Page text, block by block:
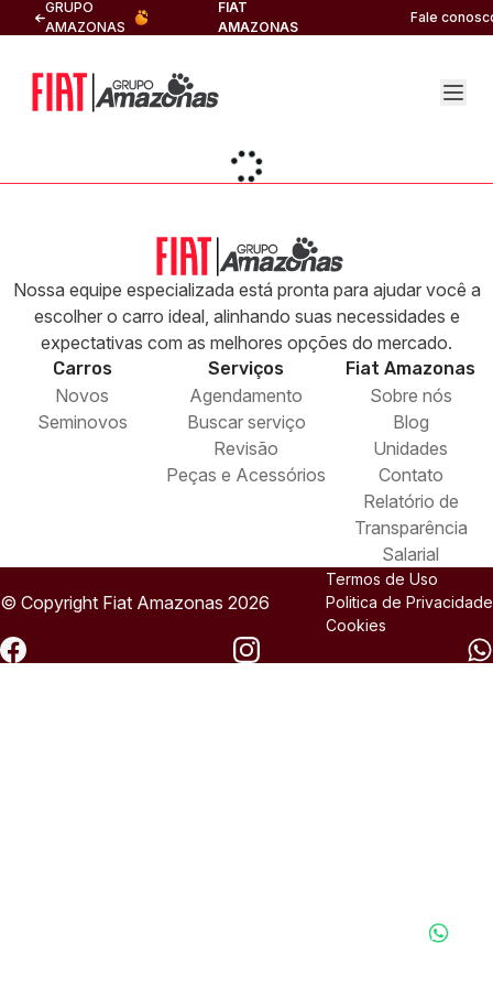
GRUPO
AMAZONAS
FIAT
AMAZONAS
Fale
Nossa equipe especializada está pronta para ajudar você a
escolher o carro ideal, alinhando suas necessidades e
expectativas com as melhores opções do mercado.
Carros
Novos
Seminovos
Serviços
Agendamento
Buscar serviço
Revisão
Peças e Acessórios
Fiat Amazonas
Sobre nós
Blog
Unidades
Contato
Relatório de
Transparência
Salarial
© Copyright Fiat Amazonas 2026
Termos de Uso
Politica de Privacidade
Cookies